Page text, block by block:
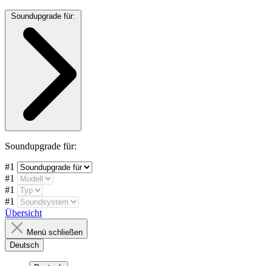
Soundupgrade für:
Soundupgrade für:
#1
#1
#1
#1
Übersicht
Menü schließen
Deutsch